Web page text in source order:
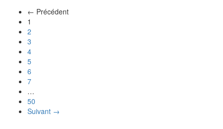
← Précédent
1
2
3
4
5
6
7
…
50
Suivant →